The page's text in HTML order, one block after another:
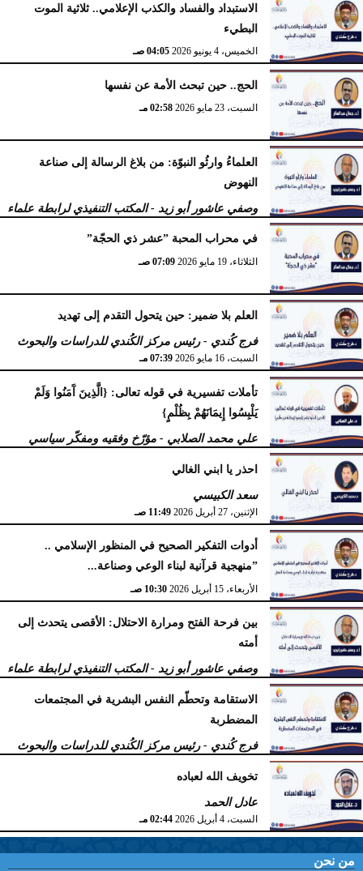
الاستبداد والفساد والكذب الإعلامي.. ثلاثية الموت
البطيء
الخميس، 4 يونيو 2026 04:05 صـ
الحج.. حين تبحث الأمة عن نفسها
السبت، 23 مايو 2026 02:58 مـ
العلماءُ وارثُو النبوّة: من بلاغ الرسالة إلى صناعة
النهوض
وصفي عاشور أبو زيد - المكتب التنفيذي لرابطة علماء
أهل السنّة
الثلاثاء، 19 مايو 2026 10:44 مـ
في محراب المحبة ”عشر ذي الحجّة”
الثلاثاء، 19 مايو 2026 07:09 صـ
العلم بلا ضمير: حين يتحول التقدم إلى تهديد
فرج كُندي - رئيس مركز الكُندي للدراسات والبحوث
السبت، 16 مايو 2026 07:39 مـ
تأملات تفسيرية في قوله تعالى: {الَّذِينَ آَمَنُوا وَلَمْ
يَلْبِسُوا إِيمَانَهُمْ بِظُلْمٍ}
علي محمد الصلابي - مؤرّخ وفقيه ومفكّر سياسي
الإثنين، 27 أبريل 2026 11:55 صـ
احذر يا ابني الغالي
سعد الكبيسي
الإثنين، 27 أبريل 2026 11:49 صـ
أدوات التفكير الصحيح في المنظور الإسلامي ..
”منهجية قرآنية لبناء الوعي وصناعة...
الأربعاء، 15 أبريل 2026 10:30 صـ
بين فرحة الفتح ومرارة الاحتلال: الأقصى يتحدث إلى
أمته
وصفي عاشور أبو زيد - المكتب التنفيذي لرابطة علماء
أهل السنّة
الخميس، 9 أبريل 2026 11:38 صـ
الاستقامة وتحطّم النفس البشرية في المجتمعات
المضطربة
فرج كُندي - رئيس مركز الكُندي للدراسات والبحوث
السبت، 4 أبريل 2026 02:51 مـ
تخويف الله لعباده
عادل الحمد
السبت، 4 أبريل 2026 02:44 مـ
من نحن